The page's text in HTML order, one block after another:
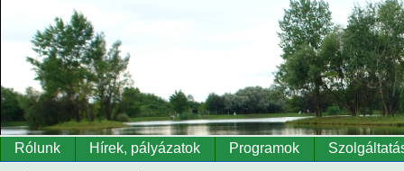
Ugrás a tartalomra
Rólunk Hírek, pályázatok Programok